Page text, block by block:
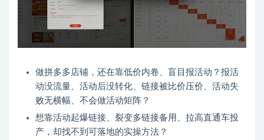
做拼多多店铺，还在靠低价内卷、盲目报活动？报活
动没流量、活动后没转化、链接被比价压价、活动失
败无横幅、不会做活动矩阵？
想靠活动起爆链接、裂变多链接备用、拉高直通车投
产，却找不到可落地的实操方法？